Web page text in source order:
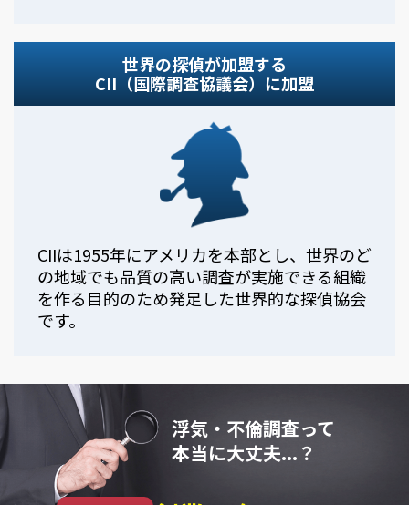
世界の探偵が加盟する
CII（国際調査協議会）に加盟
CIIは1955年にアメリカを本部とし、世界のど
の地域でも品質の高い調査が実施できる組織
を作る目的のため発足した世界的な探偵協会
です。
浮気・不倫調査って
本当に大丈夫...？